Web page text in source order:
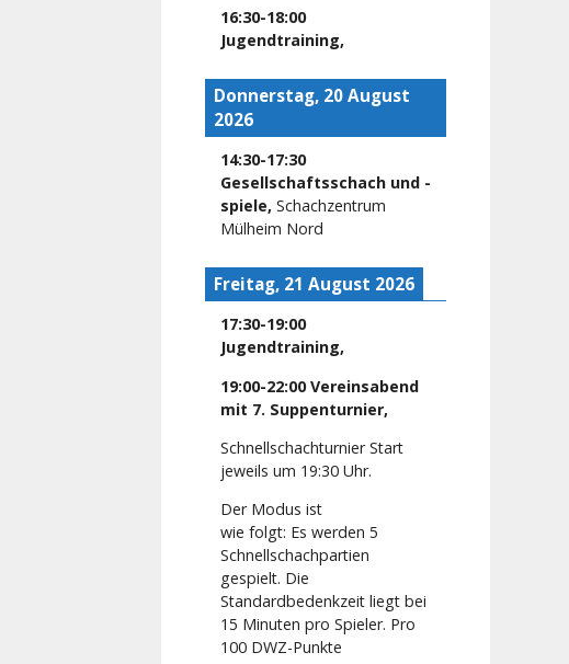
16:30-18:00
Jugendtraining,
Donnerstag, 20 August
2026
14:30-17:30
Gesellschaftsschach und -
spiele, Schachzentrum
Mülheim Nord
Freitag, 21 August 2026
17:30-19:00
Jugendtraining,
19:00-22:00 Vereinsabend
mit 7. Suppenturnier,
Schnellschachturnier Start
jeweils um 19:30 Uhr.
Der Modus ist
wie folgt: Es werden 5
Schnellschachpartien
gespielt. Die
Standardbedenkzeit liegt bei
15 Minuten pro Spieler. Pro
100 DWZ-Punkte